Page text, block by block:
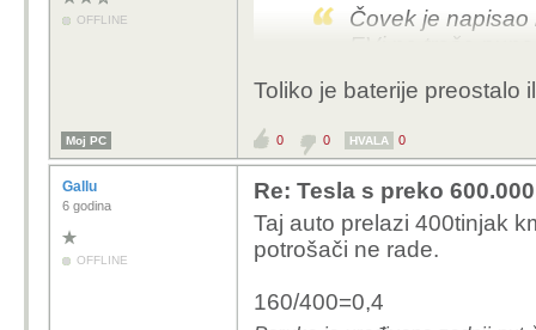
OFFLINE
Čovek je
EVi ne troše
Tesla Y Long Range
150kmh u par
Toliko je baterije preostalo
Moj PC 0 0 HVALA 0
Gallu
6 godina
OFFLINE
Re: Tesla s preko
Taj auto prelazi 400tinjak
potrošači ne rade.
160/400=0,4